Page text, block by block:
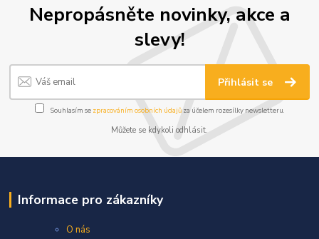
Nepropásněte novinky, akce a
slevy!
Přihlásit se
Souhlasím se zpracováním osobních údajůza účelem rozesílky newsletteru.
Můžete se kdykoli odhlásit.
Informace pro zákazníky
O nás